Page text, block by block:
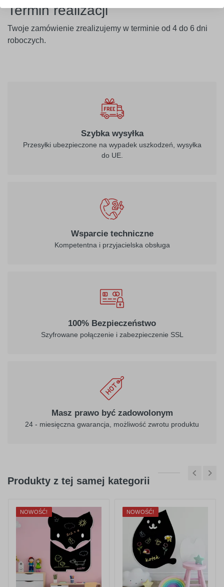
Termin realizacji
Twoje zamówienie zrealizujemy w terminie od 4 do 6 dni
roboczych.
Szybka wysyłka
Przesyłki ubezpieczone na wypadek uszkodzeń, wysyłka
do UE.
Wsparcie techniczne
Kompetentna i przyjacielska obsługa
100% Bezpieczeństwo
Szyfrowane połączenie i zabezpieczenie SSL
Masz prawo być zadowolonym
24 - miesięczna gwarancja, możliwość zwrotu produktu
Produkty z tej samej kategorii
NOWOŚĆ! NOWOŚĆ!